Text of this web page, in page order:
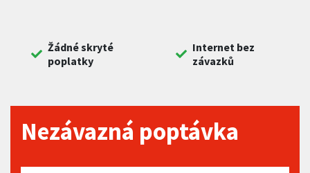
Žádné skryté
poplatky
Internet bez
závazků
Nezávazná poptávka